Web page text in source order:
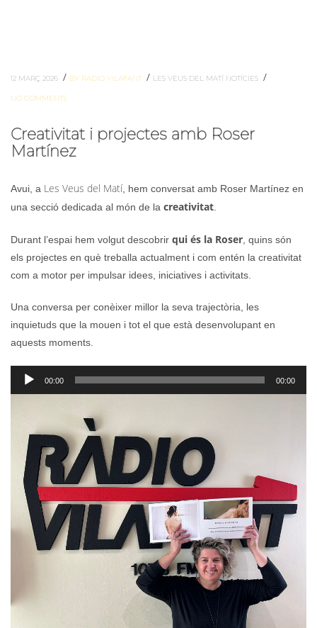
12 MARÇ 2026 / BY RADIO VILAFANT / LES VEUS DEL MATÍ NOTÍCIES /
NO COMMENTS
Creativitat i projectes amb Roser
Martínez
Avui, a Les Veus del Matí , hem conversat amb Roser Martínez en
una secció dedicada al món de la creativitat
Durant l’espai hem volgut descobrir qui és la Roser , quins són
els projectes en què treballa actualment i com entén la creativitat
com a motor per impulsar idees, iniciatives i activitats.
Una conversa per conèixer millor la seva trajectòria, les
inquietuds que la mouen i tot el que està desenvolupant en
aquests moments.
Reproductor
d'àudio
00:00 00:00